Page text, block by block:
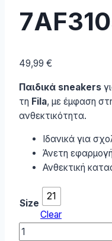
49,99 €
Παιδικά sneakers
τη Fila, με έμφαση
ανθεκτικότητα.
Ιδανικά για
Άνετη
Ανθεκτική
Size
21
Clear
Fila